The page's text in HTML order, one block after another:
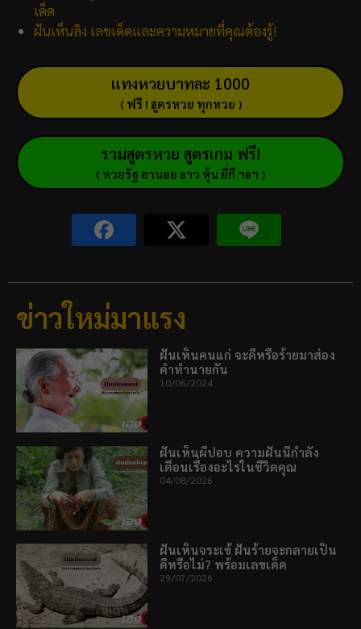
เด็ด
ฝันเห็นลิง เลขเด็ดและความหมายที่คุณต้องรู้!
แทงหวยบาทละ 1000
( ฟรี ! สูตรหวย ทุกหวย )
รวมสูตรหวย สูตรเกม ฟรี!
( หวยรัฐ ฮานอย ลาว หุ้น ยี่กี ฯลฯ )
ข่าวใหม่มาแรง
ฝันเห็นคนแก่ จะดีหรือร้ายมาส่อง
คำทำนายกัน
10/06/2024
ฝันเห็นผีปอบ ความฝันนี้กำลัง
เตือนเรื่องอะไรในชีวิตคุณ
04/08/2026
ฝันเห็นจระเข้ ฝันร้ายจะกลายเป็น
ดีหรือไม่? พร้อมเลขเด็ด
29/07/2026